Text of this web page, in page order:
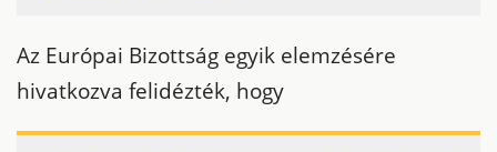
Az Európai Bizottság egyik elemzésére
hivatkozva felidézték, hogy